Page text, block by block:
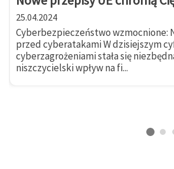
25.04.2024
Cyberbezpieczeństwo wzmocnione:
przed cyberatakami W dzisiejszym
cyberzagrożeniami stała się
niszczycielski wpływ na fi...